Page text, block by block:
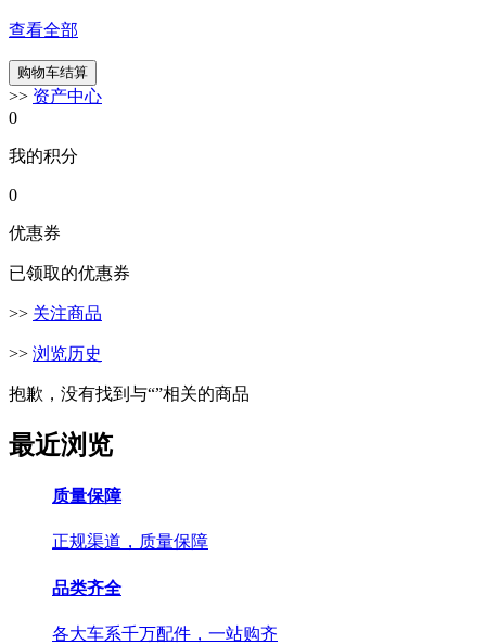
查看全部
>> 资产中心
0
我的积分
0
优惠券
已领取的优惠券
>> 关注商品
>> 浏览历史
抱歉，没有找到与“”相关的商品
最近浏览
质量保障
正规渠道，质量保障
品类齐全
各大车系千万配件，一站购齐